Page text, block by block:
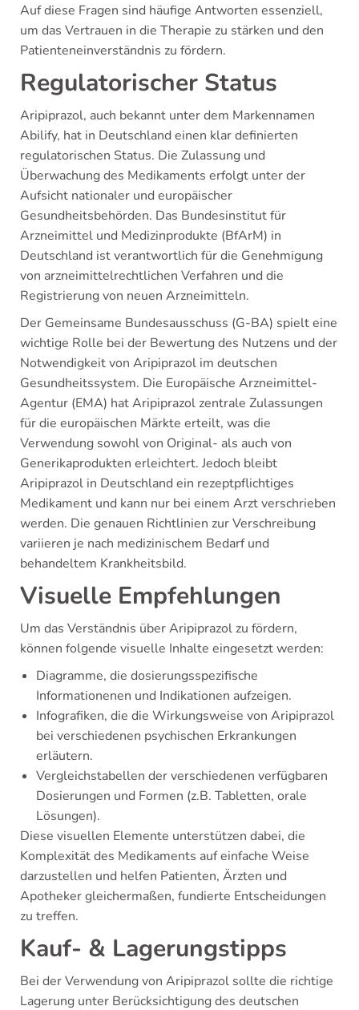
Auf diese Fragen sind häufige Antworten essenziell,
um das Vertrauen in die Therapie zu stärken und den
Patienteneinverständnis zu fördern.
Regulatorischer Status
Aripiprazol, auch bekannt unter dem Markennamen
Abilify, hat in Deutschland einen klar definierten
regulatorischen Status. Die Zulassung und
Überwachung des Medikaments erfolgt unter der
Aufsicht nationaler und europäischer
Gesundheitsbehörden. Das Bundesinstitut für
Arzneimittel und Medizinprodukte (BfArM) in
Deutschland ist verantwortlich für die Genehmigung
von arzneimittelrechtlichen Verfahren und die
Registrierung von neuen Arzneimitteln.
Der Gemeinsame Bundesausschuss (G-BA) spielt eine
wichtige Rolle bei der Bewertung des Nutzens und der
Notwendigkeit von Aripiprazol im deutschen
Gesundheitssystem. Die Europäische Arzneimittel-
Agentur (EMA) hat Aripiprazol zentrale Zulassungen
für die europäischen Märkte erteilt, was die
Verwendung sowohl von Original- als auch von
Generikaprodukten erleichtert. Jedoch bleibt
Aripiprazol in Deutschland ein rezeptpflichtiges
Medikament und kann nur bei einem Arzt verschrieben
werden. Die genauen Richtlinien zur Verschreibung
variieren je nach medizinischem Bedarf und
behandeltem Krankheitsbild.
Visuelle Empfehlungen
Um das Verständnis über Aripiprazol zu fördern,
können folgende visuelle Inhalte eingesetzt werden:
Diagramme, die dosierungsspezifische
Informationenen und Indikationen aufzeigen.
Infografiken, die die Wirkungsweise von Aripiprazol
bei verschiedenen psychischen Erkrankungen
erläutern.
Vergleichstabellen der verschiedenen verfügbaren
Dosierungen und Formen (z.B. Tabletten, orale
Lösungen).
Diese visuellen Elemente unterstützen dabei, die
Komplexität des Medikaments auf einfache Weise
darzustellen und helfen Patienten, Ärzten und
Apotheker gleichermaßen, fundierte Entscheidungen
zu treffen.
Kauf- & Lagerungstipps
Bei der Verwendung von Aripiprazol sollte die richtige
Lagerung unter Berücksichtigung des deutschen